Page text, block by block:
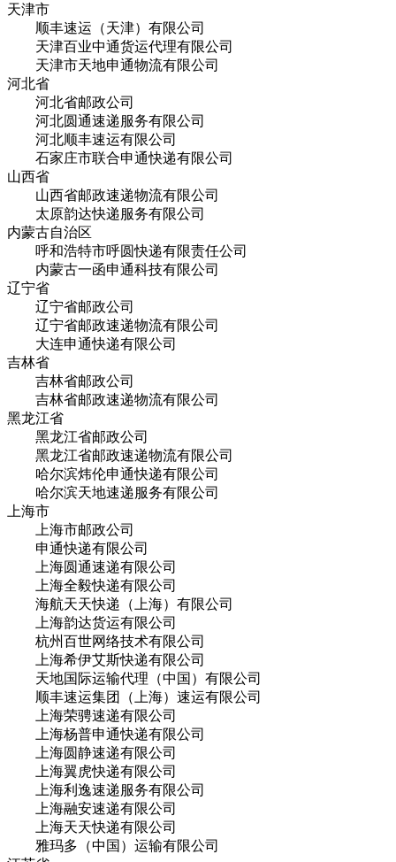
天津市
顺丰速运（天津）有限公司
天津百业中通货运代理有限公司
天津市天地申通物流有限公司
河北省
河北省邮政公司
河北圆通速递服务有限公司
河北顺丰速运有限公司
石家庄市联合申通快递有限公司
山西省
山西省邮政速递物流有限公司
太原韵达快递服务有限公司
内蒙古自治区
呼和浩特市呼圆快递有限责任公司
内蒙古一函申通科技有限公司
辽宁省
辽宁省邮政公司
辽宁省邮政速递物流有限公司
大连申通快递有限公司
吉林省
吉林省邮政公司
吉林省邮政速递物流有限公司
黑龙江省
黑龙江省邮政公司
黑龙江省邮政速递物流有限公司
哈尔滨炜伦申通快递有限公司
哈尔滨天地速递服务有限公司
上海市
上海市邮政公司
申通快递有限公司
上海圆通速递有限公司
上海全毅快递有限公司
海航天天快递（上海）有限公司
上海韵达货运有限公司
杭州百世网络技术有限公司
上海希伊艾斯快递有限公司
天地国际运输代理（中国）有限公司
顺丰速运集团（上海）速运有限公司
上海荣骋速递有限公司
上海杨普申通快递有限公司
上海圆静速递有限公司
上海翼虎快递有限公司
上海利逸速递服务有限公司
上海融安速递有限公司
上海天天快递有限公司
雅玛多（中国）运输有限公司